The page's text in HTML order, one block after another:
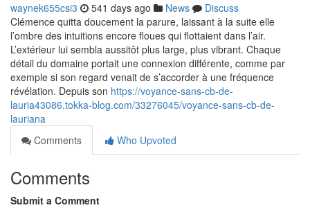
waynek655csi3 541 days ago News
Discuss
Clémence quitta doucement la parure, laissant à la suite elle
l’ombre des intuitions encore floues qui flottaient dans l’air.
L’extérieur lui sembla aussitôt plus large, plus vibrant. Chaque
détail du domaine portait une connexion différente, comme par
exemple si son regard venait de s’accorder à une fréquence
révélation. Depuis son https://voyance-sans-cb-de-
lauria43086.tokka-blog.com/33276045/voyance-sans-cb-de-
lauriana
Comments
Who Upvoted
Comments
Submit a Comment